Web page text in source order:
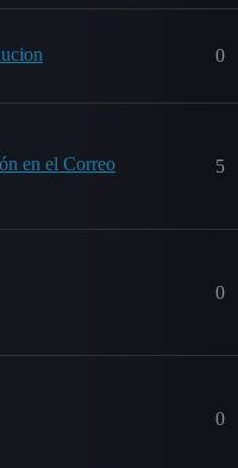
0
en el Correo 5
0
0